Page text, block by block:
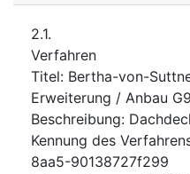
2.1.
Verfahren
Titel: Bertha-von-
Erweiterung / Anbau
Beschreibung:
Kennung des
8aa5-90138727f299